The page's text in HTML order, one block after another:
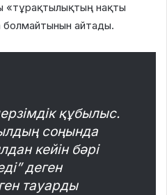
«тұрақтылықтың нақты
болмайтынын айтады.
құбылыс.
соңында
кейін бәрі
деген
тауарды